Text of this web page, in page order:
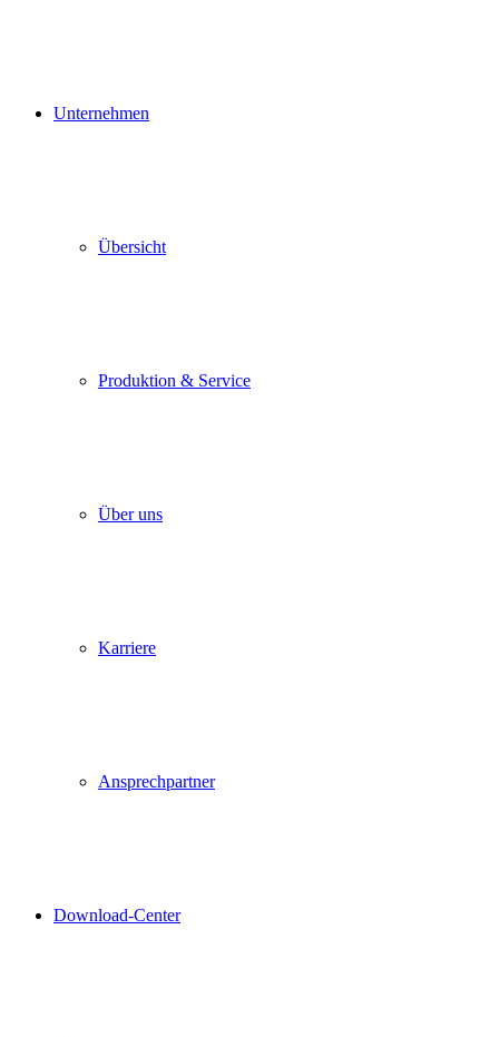
Unternehmen
Übersicht
Produktion & Service
Über uns
Karriere
Ansprechpartner
Download-Center